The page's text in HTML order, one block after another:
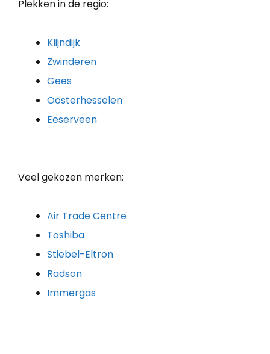
Plekken in de regio:
Klijndijk
Zwinderen
Gees
Oosterhesselen
Eeserveen
Veel gekozen merken:
Air Trade Centre
Toshiba
Stiebel-Eltron
Radson
Immergas